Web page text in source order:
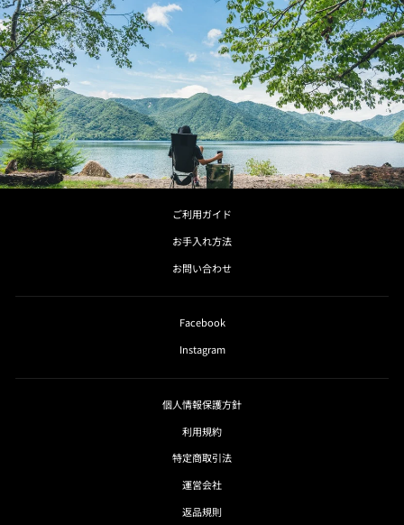
ご利用ガイド
お手入れ方法
お問い合わせ
Facebook
Instagram
個人情報保護方針
利用規約
特定商取引法
運営会社
返品規則